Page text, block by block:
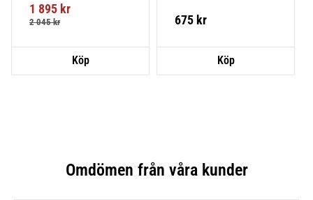
och surfbrädor.
1 895 kr
2 045kr 675 kr